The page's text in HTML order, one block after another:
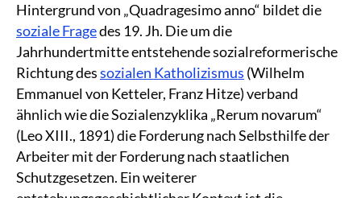
Hintergrund von „Quadragesimo anno“ bildet die
soziale Fragedes 19. Jh. Die um die
Jahrhundertmitte entstehende sozialreformerische
Richtung dessozialen Katholizismus (Wilhelm
Emmanuel von Ketteler, Franz Hitze) verband
ähnlich wie die Sozialenzyklika „Rerum novarum“
(Leo XIII., 1891) die Forderung nach Selbsthilfe der
Arbeiter mit der Forderung nach staatlichen
Schutzgesetzen. Ein weiterer